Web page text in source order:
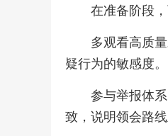
在准备阶段
多观看高质
疑行为的敏感度。
参与举报体
致，说明领会路